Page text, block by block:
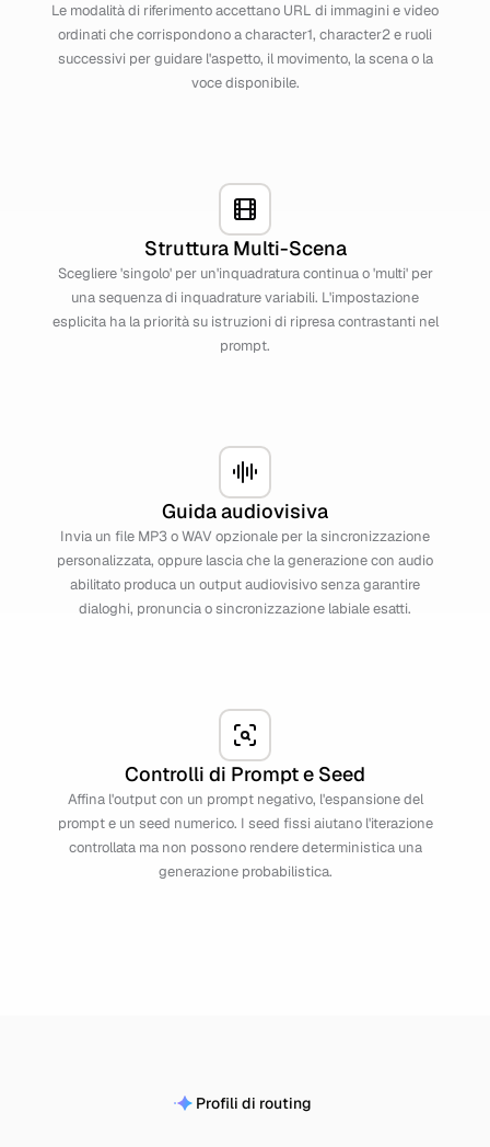
Le modalità di riferimento accettano URL di immagini e video
ordinati che corrispondono a character1, character2 e ruoli
successivi per guidare l'aspetto, il movimento, la scena o la
voce disponibile.
Struttura Multi-Scena
Scegliere 'singolo' per un'inquadratura continua o 'multi' per
una sequenza di inquadrature variabili. L'impostazione
esplicita ha la priorità su istruzioni di ripresa contrastanti nel
prompt.
Guida audiovisiva
Invia un file MP3 o WAV opzionale per la sincronizzazione
personalizzata, oppure lascia che la generazione con audio
abilitato produca un output audiovisivo senza garantire
dialoghi, pronuncia o sincronizzazione labiale esatti.
Controlli di Prompt e Seed
Affina l'output con un prompt negativo, l'espansione del
prompt e un seed numerico. I seed fissi aiutano l'iterazione
controllata ma non possono rendere deterministica una
generazione probabilistica.
Profili di routing